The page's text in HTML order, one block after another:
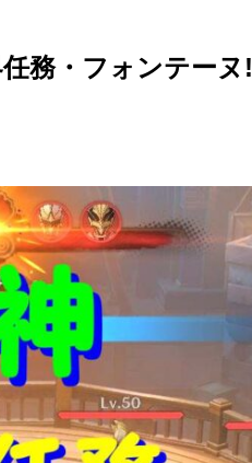
務・フォンテーヌ!